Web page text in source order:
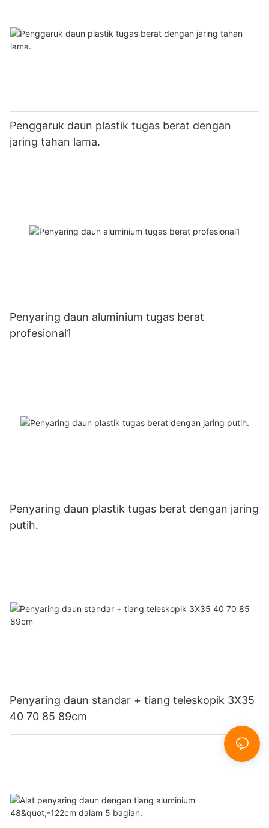
Penggaruk daun plastik tugas berat dengan
jaring tahan lama.
Penyaring daun aluminium tugas berat
profesional1
Penyaring daun plastik tugas berat dengan jaring
putih.
Penyaring daun standar + tiang teleskopik 3X35
40 70 85 89cm